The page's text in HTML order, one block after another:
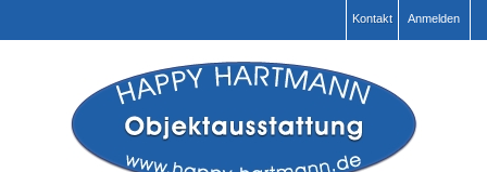
Anmelden
Kontakt